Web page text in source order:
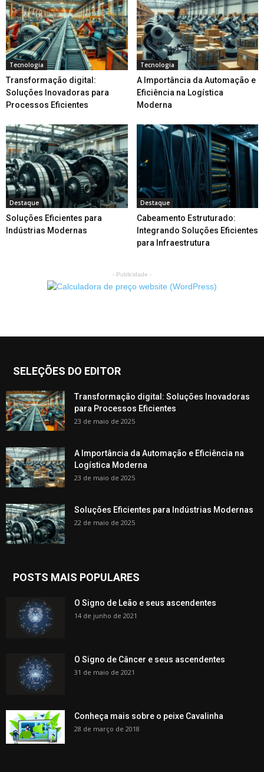
Tecnologia
Transformação digital:
Soluções Inovadoras para
Processos Eficientes
Tecnologia
A Importância da Automação e
Eficiência na Logística
Moderna
Destaque
Soluções Eficientes para
Indústrias Modernas
Destaque
Cabeamento Estruturado:
Integrando Soluções Eficientes
para Infraestrutura
- Publicidade -
SELEÇÕES DO EDITOR
Transformação digital: Soluções Inovadoras
para Processos Eficientes
23 de maio de 2025
A Importância da Automação e Eficiência na
Logística Moderna
23 de maio de 2025
Soluções Eficientes para Indústrias Modernas
22 de maio de 2025
POSTS MAIS POPULARES
O Signo de Leão e seus ascendentes
14 de junho de 2021
O Signo de Câncer e seus ascendentes
31 de maio de 2021
Conheça mais sobre o peixe Cavalinha
28 de março de 2018